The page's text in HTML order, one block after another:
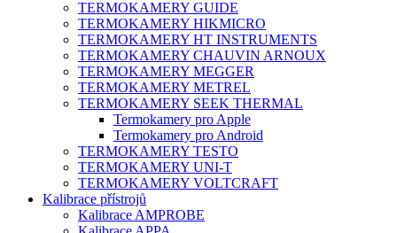
TERMOKAMERY GUIDE
TERMOKAMERY HIKMICRO
TERMOKAMERY HT INSTRUMENTS
TERMOKAMERY CHAUVIN ARNOUX
TERMOKAMERY MEGGER
TERMOKAMERY METREL
TERMOKAMERY SEEK THERMAL
Termokamery pro Apple
Termokamery pro Android
TERMOKAMERY TESTO
TERMOKAMERY UNI-T
TERMOKAMERY VOLTCRAFT
Kalibrace přístrojů
Kalibrace AMPROBE